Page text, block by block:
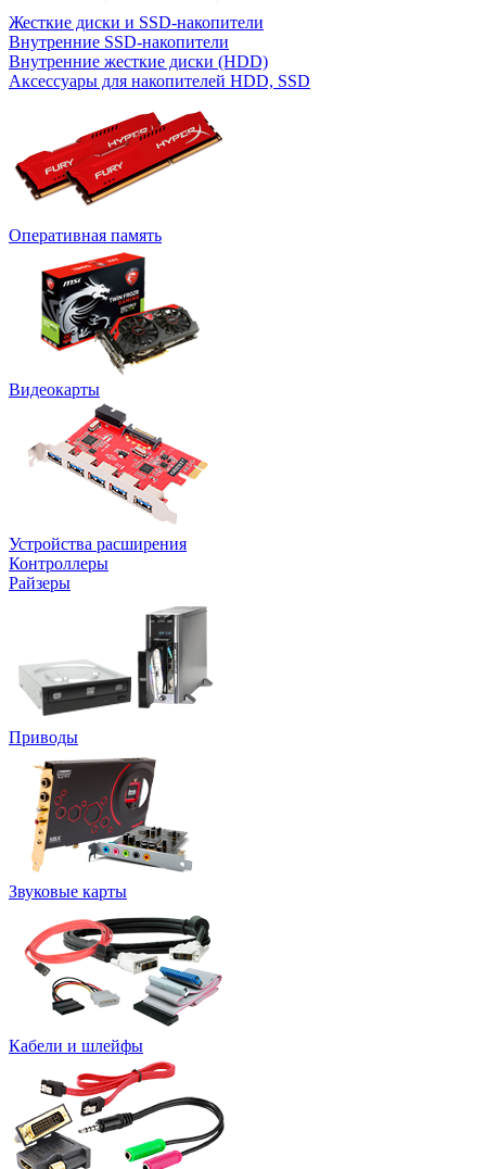
Жесткие диски и SSD-накопители
Внутренние SSD-накопители
Внутренние жесткие диски (HDD)
Аксессуары для накопителей HDD, SSD
Оперативная память
Видеокарты
Устройства расширения
Контроллеры
Райзеры
Приводы
Звуковые карты
Кабели и шлейфы